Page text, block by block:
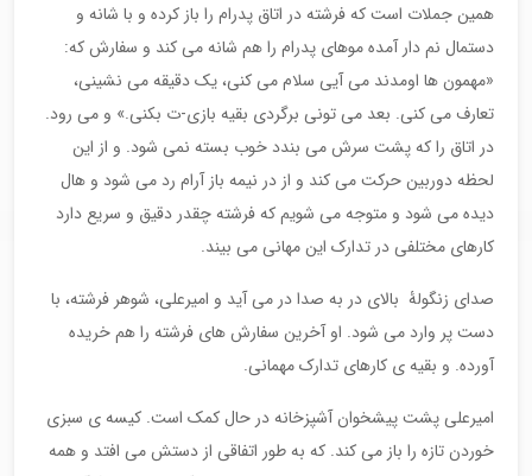
همین جملات است که فرشته در اتاق پدرام را باز کرده و با شانه و
دستمال نم دار آمده موهای پدرام را هم شانه می کند و سفارش که:
«مهمون ها اومدند می آیی سلام می کنی، یک دقیقه می نشینی،
تعارف می کنی. بعد می تونی برگردی بقیه بازی-ت بکنی.» و می رود.
در اتاق را که پشت سرش می بندد خوب بسته نمی شود. و از این
لحظه دوربین حرکت می کند و از در نیمه باز آرام رد می شود و هال
دیده می شود و متوجه می شویم که فرشته چقدر دقیق و سریع دارد
کارهای مختلفی در تدارک این مهانی می بیند.
صدای زنگولۀ بالای در به صدا در می آید و امیرعلی، شوهر فرشته، با
دست پر وارد می شود. او آخرین سفارش های فرشته را هم خریده
آورده. و بقیه ی کارهای تدارک مهمانی.
امیرعلی پشت پیشخوان آشپزخانه در حال کمک است. کیسه ی سبزی
خوردن تازه را باز می کند. که به طور اتفاقی از دستش می افتد و همه